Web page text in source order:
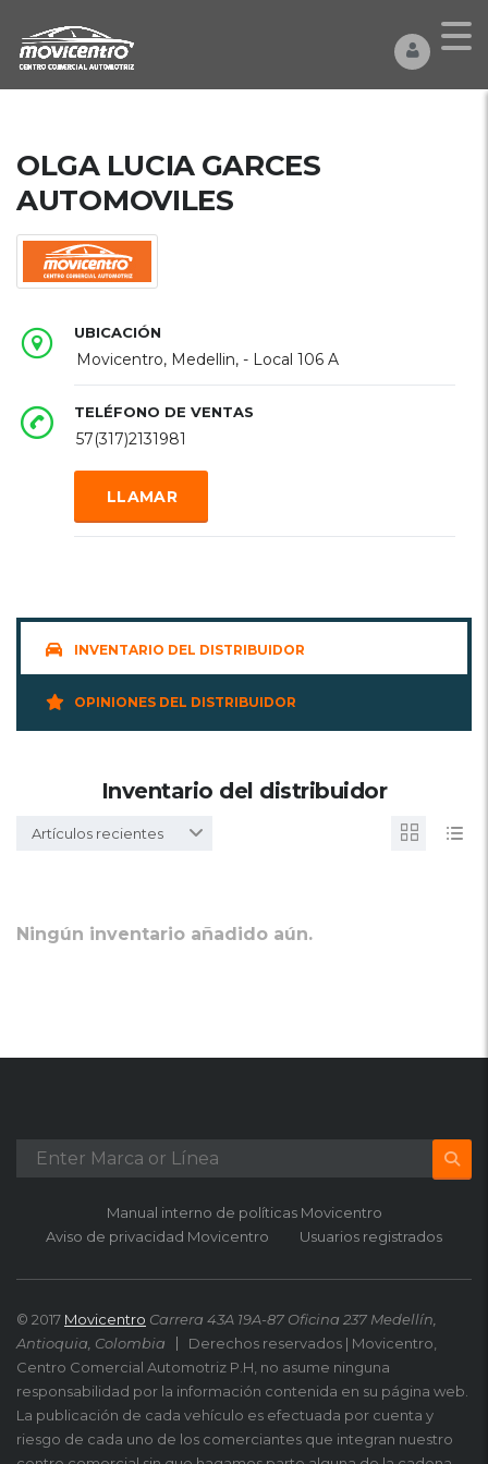
OLGA LUCIA GARCES
AUTOMOVILES
UBICACIÓN
Movicentro, Medellin, - Local 106 A
TELÉFONO DE VENTAS
57(317)2131981
LLAMAR
INVENTARIO DEL DISTRIBUIDOR
OPINIONES DEL DISTRIBUIDOR
Inventario del distribuidor
Artículos recientes
Ningún inventario añadido aún.
Manual interno de políticas Movicentro
Aviso de privacidad Movicentro
Usuarios registrados
© 2017 Movicentro Carrera 43A 19A-87 Oficina 237 Medellín,
Antioquia, Colombia
Derechos reservados | Movicentro,
Centro Comercial Automotriz P.H, no asume ninguna
responsabilidad por la información contenida en su página web.
La publicación de cada vehículo es efectuada por cuenta y
riesgo de cada uno de los comerciantes que integran nuestro